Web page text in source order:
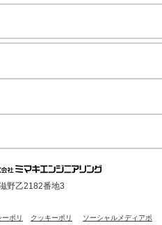
野乙2182番地3
ーポリ
クッキーポリ
ソーシャルメディアポ